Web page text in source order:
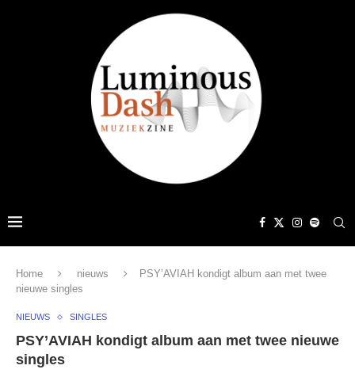
Home nieuws
PSY’AVIAH kondigt album aan met twee
nieuwe singles
NIEUWS SINGLES
PSY’AVIAH kondigt album aan met twee nieuwe
singles